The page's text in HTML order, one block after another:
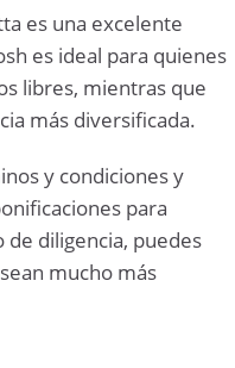
es una excelente
es ideal para quienes
libres, mientras que
más diversificada.
y condiciones y
para
diligencia, puedes
mucho más